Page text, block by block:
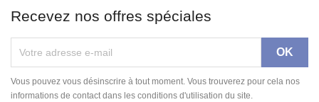
Recevez nos offres spéciales
Vous pouvez vous désinscrire à tout moment. Vous trouverez pour cela nos
informations de contact dans les conditions d'utilisation du site.